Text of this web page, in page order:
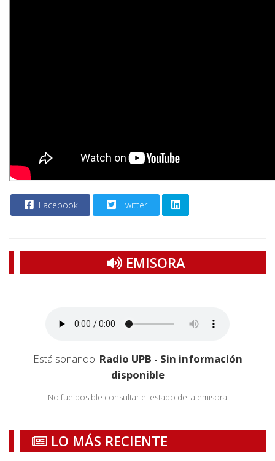
Facebook Twitter
EMISORA
Está sonando: Radio UPB - Sin información
disponible
No fue posible consultar el estado de la emisora
LO MÁS RECIENTE